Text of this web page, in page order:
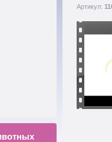
Артикул: